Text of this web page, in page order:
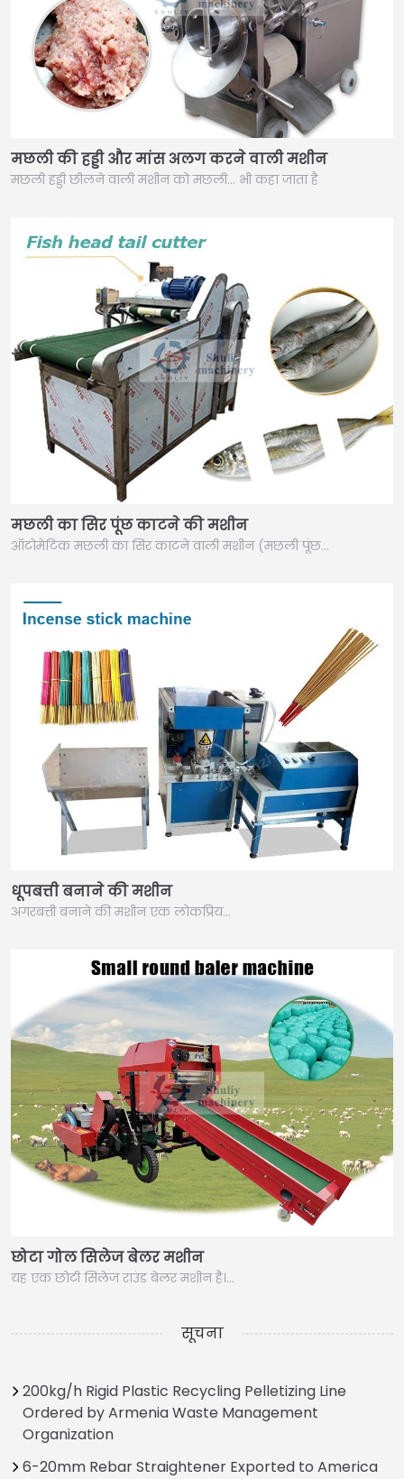
मछली की हड्डी और मांस अलग करने वाली मशीन
मछली हड्डी छीलने वाली मशीन को मछली… भी कहा जाता है
मछली का सिर पूंछ काटने की मशीन
ऑटोमेटिक मछली का सिर काटने वाली मशीन (मछली पूंछ…
धूपबत्ती बनाने की मशीन
अगरबत्ती बनाने की मशीन एक लोकप्रिय…
छोटा गोल सिलेज बेलर मशीन
यह एक छोटी सिलेज राउंड बेलर मशीन है।…
सूचना
200kg/h Rigid Plastic Recycling Pelletizing Line
Ordered by Armenia Waste Management
Organization
6-20mm Rebar Straightener Exported to America